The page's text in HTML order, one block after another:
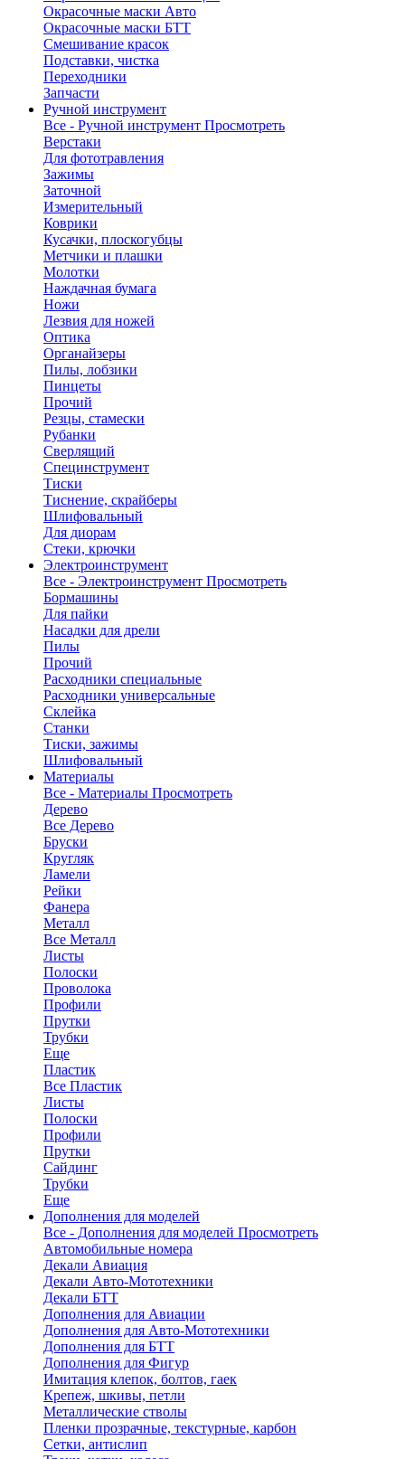
Окрасочные маски Авто
Окрасочные маски БТТ
Смешивание красок
Подставки, чистка
Переходники
Запчасти
Ручной инструмент
Все - Ручной инструмент Просмотреть
Верстаки
Для фототравления
Зажимы
Заточной
Измерительный
Коврики
Кусачки, плоскогубцы
Метчики и плашки
Молотки
Наждачная бумага
Ножи
Лезвия для ножей
Оптика
Органайзеры
Пилы, лобзики
Пинцеты
Прочий
Резцы, стамески
Рубанки
Сверлящий
Специнструмент
Тиски
Тиснение, скрайберы
Шлифовальный
Для диорам
Стеки, крючки
Электроинструмент
Все - Электроинструмент Просмотреть
Бормашины
Для пайки
Насадки для дрели
Пилы
Прочий
Расходники специальные
Расходники универсальные
Склейка
Станки
Тиски, зажимы
Шлифовальный
Материалы
Все - Материалы Просмотреть
Дерево
Все Дерево
Бруски
Кругляк
Ламели
Рейки
Фанера
Металл
Все Металл
Листы
Полоски
Проволока
Профили
Прутки
Трубки
Еще
Пластик
Все Пластик
Листы
Полоски
Профили
Прутки
Сайдинг
Трубки
Еще
Дополнения для моделей
Все - Дополнения для моделей Просмотреть
Автомобильные номера
Декали Авиация
Декали Авто-Мототехники
Декали БТТ
Дополнения для Авиации
Дополнения для Авто-Мототехники
Дополнения для БТТ
Дополнения для Фигур
Имитация клепок, болтов, гаек
Крепеж, шкивы, петли
Металлические стволы
Пленки прозрачные, текстурные, карбон
Сетки, антислип